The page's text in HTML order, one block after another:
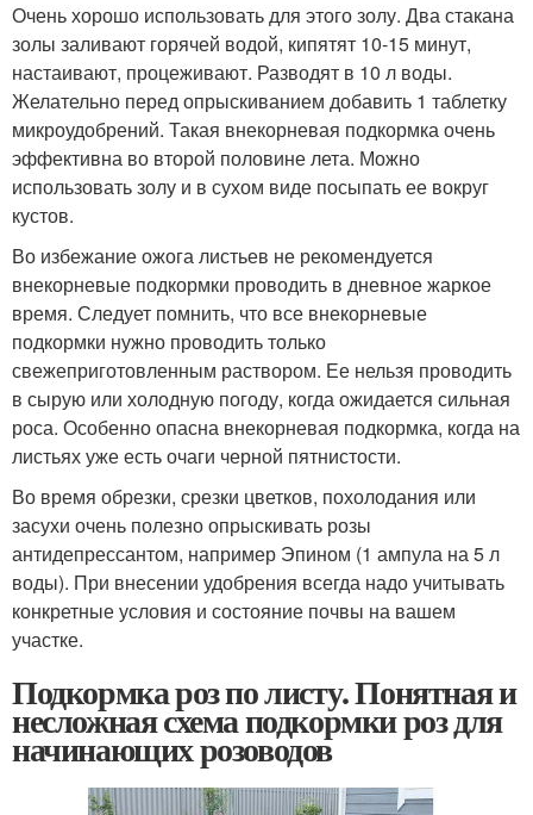
Очень хорошо использовать для этого золу. Два стакана
золы заливают горячей водой, кипятят 10-15 минут,
настаивают, процеживают. Разводят в 10 л воды.
Желательно перед опрыскиванием добавить 1 таблетку
микроудобрений. Такая внекорневая подкормка очень
эффективна во второй половине лета. Можно
использовать золу и в сухом виде посыпать ее вокруг
кустов.
Во избежание ожога листьев не рекомендуется
внекорневые подкормки проводить в дневное жаркое
время. Следует помнить, что все внекорневые
подкормки нужно проводить только
свежеприготовленным раствором. Ее нельзя проводить
в сырую или холодную погоду, когда ожидается сильная
роса. Особенно опасна внекорневая подкормка, когда на
листьях уже есть очаги черной пятнистости.
Во время обрезки, срезки цветков, похолодания или
засухи очень полезно опрыскивать розы
антидепрессантом, например Эпином (1 ампула на 5 л
воды). При внесении удобрения всегда надо учитывать
конкретные условия и состояние почвы на вашем
участке.
Подкормка роз по листу. Понятная и
несложная схема подкормки роз для
начинающих розоводов